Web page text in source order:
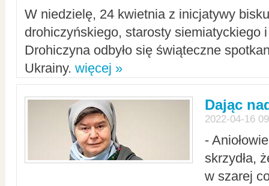
W niedzielę, 24 kwietnia z inicjatywy
drohiczyńskiego, starosty siemiatyckiego
Drohiczyna odbyło się świąteczne
Ukrainy. więcej »
Dając
2022-04-16
-
skrzydła,
w szarej